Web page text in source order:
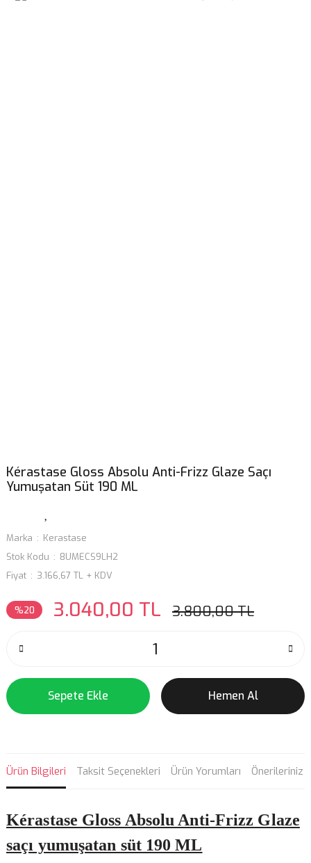
Kérastase Gloss Absolu Anti-Frizz Glaze Saçı
Yumuşatan Süt 190 ML
Marka
Kerastase
Stok Kodu
8UMECS9LH2
Fiyat
3.166,67 TL + KDV
%20 3.040,00 TL 3.800,00 TL
Sepete Ekle Hemen Al
Ürün Bilgileri Taksit Seçenekleri Ürün Yorumları Önerileriniz
Kérastase Gloss Absolu Anti-Frizz Glaze
saçı yumuşatan süt 190 ML